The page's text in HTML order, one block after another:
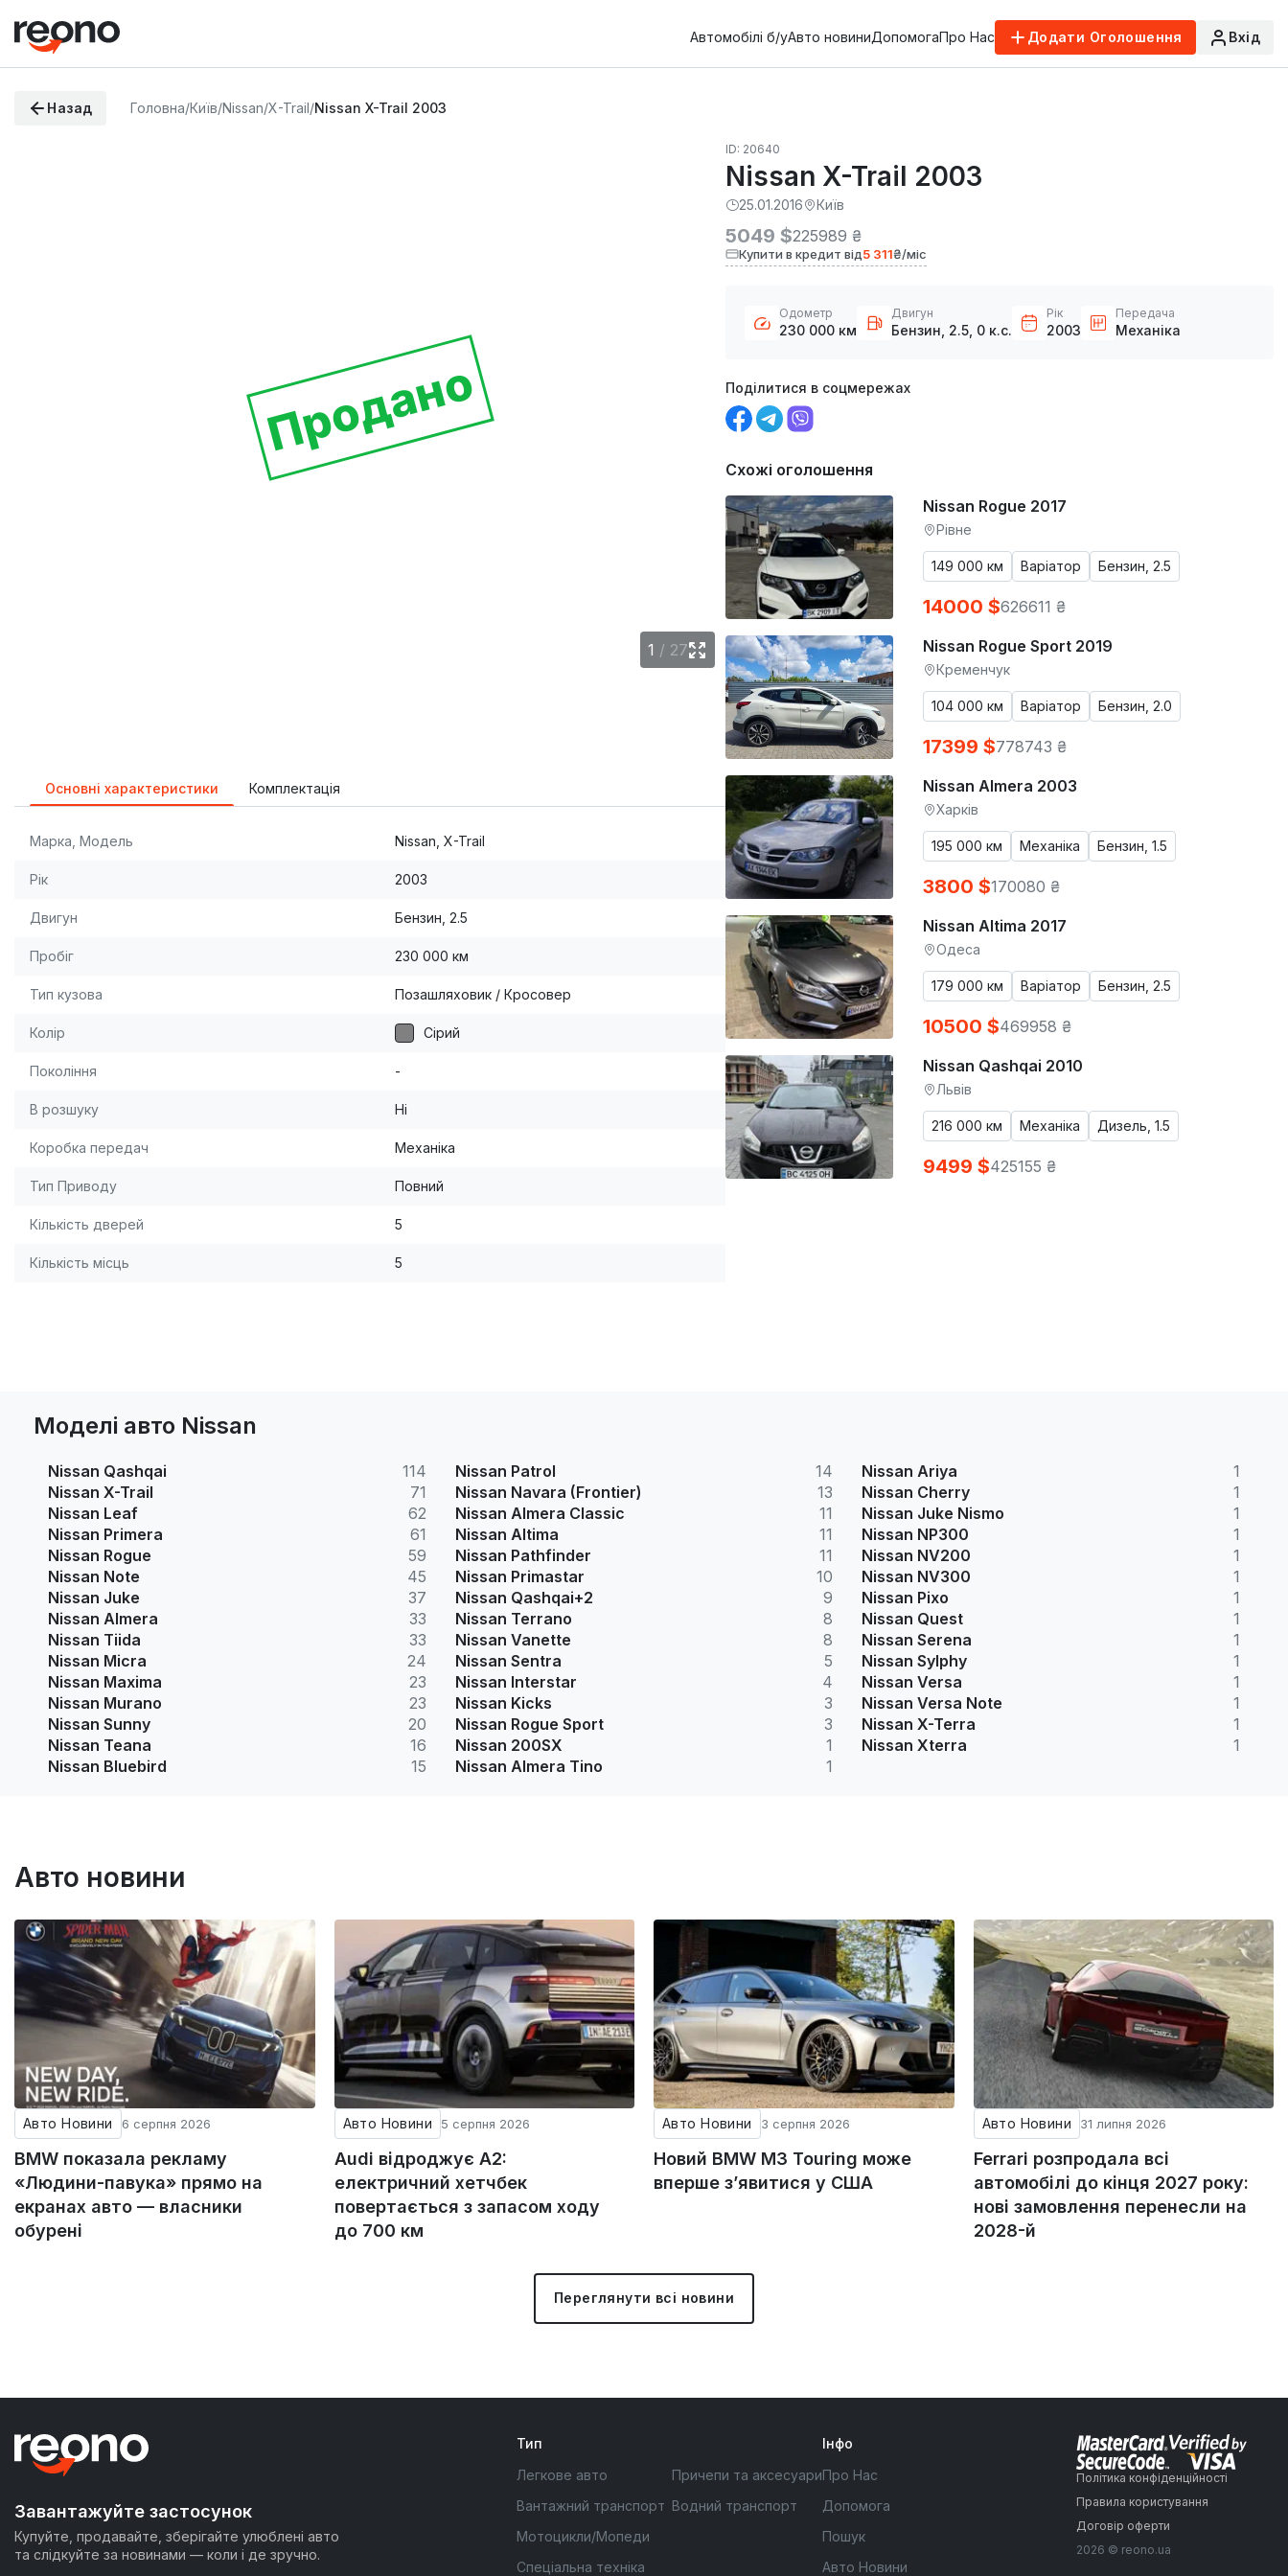
Автомобілі б/уАвто новиниДопомогаПро Нас Додати Оголошення Вхід
Назад Головна/Київ/Nissan/X-Trail/Nissan X-Trail 2003
Продано
1 / 27
Основні характеристики Комплектація
Марка, Модель Nissan, X-Trail
Рік 2003
Двигун Бензин, 2.5
Пробіг 230 000 км
Тип кузова Позашляховик / Кросовер
Колір Сірий
Покоління -
В розшуку Ні
Коробка передач Механіка
Тип Приводу Повний
Кількість дверей 5
Кількість місць 5
ID: 20640
Nissan X-Trail 2003
25.01.2016 Київ
5049 $225989 ₴
Купити в кредит від5 311₴/міс
Одометр
230 000 км
Двигун
Бензин, 2.5, 0 к.с.
Рік
2003
Передача
Механіка
Поділитися в соцмережах
Схожі оголошення
Nissan Rogue 2017
Рівне
149 000 км Варіатор Бензин, 2.5
14000 $626611 ₴
Nissan Rogue Sport 2019
Кременчук
104 000 км Варіатор Бензин, 2.0
17399 $778743 ₴
Nissan Almera 2003
Харків
195 000 км Механіка Бензин, 1.5
3800 $170080 ₴
Nissan Altima 2017
Одеса
179 000 км Варіатор Бензин, 2.5
10500 $469958 ₴
Nissan Qashqai 2010
Львів
216 000 км Механіка Дизель, 1.5
9499 $425155 ₴
Моделі авто Nissan
Nissan Qashqai
114
Nissan X-Trail
71
Nissan Leaf
62
Nissan Primera
61
Nissan Rogue
59
Nissan Note
45
Nissan Juke
37
Nissan Almera
33
Nissan Tiida
33
Nissan Micra
24
Nissan Maxima
23
Nissan Murano
23
Nissan Sunny
20
Nissan Teana
16
Nissan Bluebird
15
Nissan Patrol
14
Nissan Navara (Frontier)
13
Nissan Almera Classic
11
Nissan Altima
11
Nissan Pathfinder
11
Nissan Primastar
10
Nissan Qashqai+2
9
Nissan Terrano
8
Nissan Vanette
8
Nissan Sentra
5
Nissan Interstar
4
Nissan Kicks
3
Nissan Rogue Sport
3
Nissan 200SX
1
Nissan Almera Tino
1
Nissan Ariya
1
Nissan Cherry
1
Nissan Juke Nismo
1
Nissan NP300
1
Nissan NV200
1
Nissan NV300
1
Nissan Pixo
1
Nissan Quest
1
Nissan Serena
1
Nissan Sylphy
1
Nissan Versa
1
Nissan Versa Note
1
Nissan X-Terra
1
Nissan Xterra
1
Авто новини
Авто Новини 6 серпня 2026
BMW показала рекламу
«Людини-павука» прямо на
екранах авто — власники
обурені
Авто Новини 5 серпня 2026
Audi відроджує A2:
електричний хетчбек
повертається з запасом ходу
до 700 км
Авто Новини 3 серпня 2026
Новий BMW M3 Touring може
вперше з’явитися у США
Авто Новини 31 липня 2026
Ferrari розпродала всі
автомобілі до кінця 2027 року:
нові замовлення перенесли на
2028-й
Переглянути всі новини
Завантажуйте застосунок
Купуйте, продавайте, зберігайте улюблені авто
та слідкуйте за новинами — коли і де зручно.
Тип
Легкове авто
Вантажний транспорт
Мотоцикли/Мопеди
Спеціальна техніка
Причепи та аксесуари
Водний транспорт
Інфо
Про Нас
Допомога
Пошук
Авто Новини
Політика конфіденційності
Правила користування
Договір оферти
2026 © reono.ua